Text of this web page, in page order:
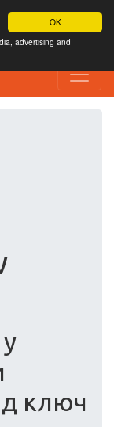
OK
advertising and
ключ